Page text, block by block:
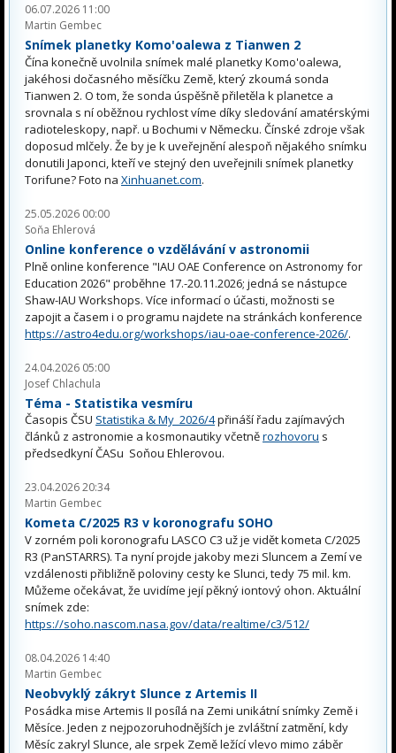
06.07.2026 11:00
Martin Gembec
Snímek planetky Komo'oalewa z Tianwen 2
Čína konečně uvolnila snímek malé planetky Komo'oalewa,
jakéhosi dočasného měsíčku Země, který zkoumá sonda
Tianwen 2. O tom, že sonda úspěšně přiletěla k planetce a
srovnala s ní oběžnou rychlost víme díky sledování amatérskými
radioteleskopy, např. u Bochumi v Německu. Čínské zdroje však
doposud mlčely. Že by je k uveřejnění alespoň nějakého snímku
donutili Japonci, kteří ve stejný den uveřejnili snímek planetky
Torifune? Foto na Xinhuanet.com.
25.05.2026 00:00
Soňa Ehlerová
Online konference o vzdělávání v astronomii
Plně online konference "IAU OAE Conference on Astronomy for
Education 2026" proběhne 17.-20.11.2026; jedná se nástupce
Shaw-IAU Workshops. Více informací o účasti, možnosti se
zapojit a časem i o programu najdete na stránkách konference
https://astro4edu.org/workshops/iau-oae-conference-2026/.
24.04.2026 05:00
Josef Chlachula
Téma - Statistika vesmíru
Časopis ČSU Statistika & My 2026/4přináší řadu zajímavých
článků z astronomie a kosmonautiky včetněrozhovoru s
předsedkyní ČASu Soňou Ehlerovou.
23.04.2026 20:34
Martin Gembec
Kometa C/2025 R3 v koronografu SOHO
V zorném poli koronografu LASCO C3 už je vidět kometa C/2025
R3 (PanSTARRS). Ta nyní projde jakoby mezi Sluncem a Zemí ve
vzdálenosti přibližně poloviny cesty ke Slunci, tedy 75 mil. km.
Můžeme očekávat, že uvidíme její pěkný iontový ohon. Aktuální
snímek zde:
https://soho.nascom.nasa.gov/data/realtime/c3/512/
08.04.2026 14:40
Martin Gembec
Neobvyklý zákryt Slunce z Artemis II
Posádka mise Artemis II posílá na Zemi unikátní snímky Země i
Měsíce. Jeden z nejpozoruhodnějších je zvláštní zatmění, kdy
Měsíc zakryl Slunce, ale srpek Země ležící vlevo mimo záběr